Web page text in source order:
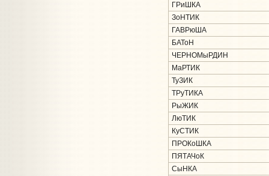
ГРиШКА
ЗоНТИК
ГАВРюША
БАТоН
ЧЕРНОМыРДИН
МаРТИК
ТуЗИК
ТРуТИКА
РыЖИК
ЛюТИК
КуСТИК
ПРОКоШКА
ПЯТАЧоК
СыНКА